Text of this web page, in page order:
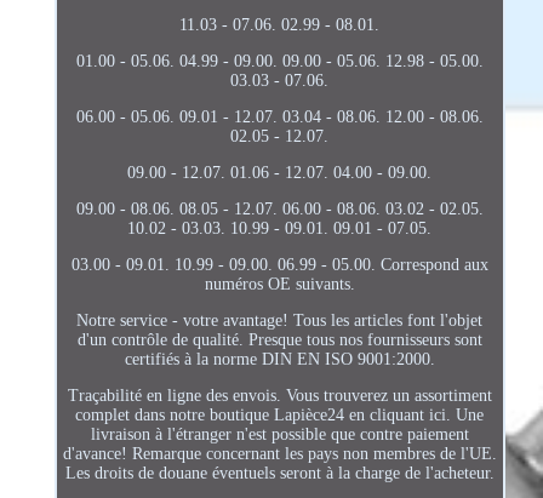
11.03 - 07.06. 02.99 - 08.01.
01.00 - 05.06. 04.99 - 09.00. 09.00 - 05.06. 12.98 - 05.00.
03.03 - 07.06.
06.00 - 05.06. 09.01 - 12.07. 03.04 - 08.06. 12.00 - 08.06.
02.05 - 12.07.
09.00 - 12.07. 01.06 - 12.07. 04.00 - 09.00.
09.00 - 08.06. 08.05 - 12.07. 06.00 - 08.06. 03.02 - 02.05.
10.02 - 03.03. 10.99 - 09.01. 09.01 - 07.05.
03.00 - 09.01. 10.99 - 09.00. 06.99 - 05.00. Correspond aux
numéros OE suivants.
Notre service - votre avantage! Tous les articles font l'objet
d'un contrôle de qualité. Presque tous nos fournisseurs sont
certifiés à la norme DIN EN ISO 9001:2000.
Traçabilité en ligne des envois. Vous trouverez un assortiment
complet dans notre boutique Lapièce24 en cliquant ici. Une
livraison à l'étranger n'est possible que contre paiement
d'avance! Remarque concernant les pays non membres de l'UE.
Les droits de douane éventuels seront à la charge de l'acheteur.